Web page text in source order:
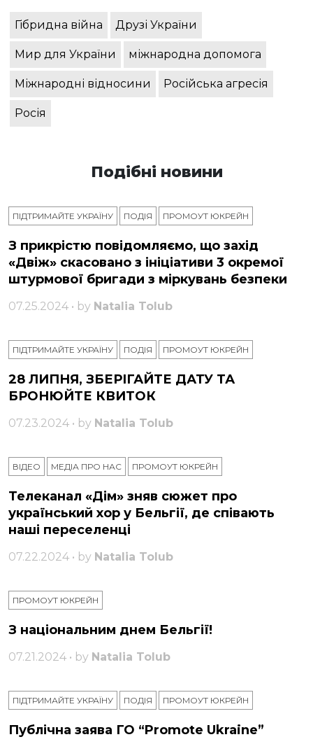
Гібридна війна Друзі України
Мир для України міжнародна допомога
Міжнародні відносини Російська агресія
Росія
Подібні новини
ПІДТРИМАЙТЕ УКРАЇНУ ПОДІЯ ПРОМОУТ ЮКРЕЙН
З прикрістю повідомляємо, що захід
«Двіж» скасовано з ініціативи 3 окремої
штурмової бригади з міркувань безпеки
07.25.2024 • by Natalia Tolub
ПІДТРИМАЙТЕ УКРАЇНУ ПОДІЯ ПРОМОУТ ЮКРЕЙН
28 ЛИПНЯ, ЗБЕРІГАЙТЕ ДАТУ ТА
БРОНЮЙТЕ КВИТОК
07.23.2024 • by Natalia Tolub
ВІДЕО МЕДІА ПРО НАС ПРОМОУТ ЮКРЕЙН
Телеканал «Дім» зняв сюжет про
український хор у Бельгії, де співають
наші переселенці
07.22.2024 • by Natalia Tolub
ПРОМОУТ ЮКРЕЙН
З національним днем ​​Бельгії!
07.21.2024 • by Natalia Tolub
ПІДТРИМАЙТЕ УКРАЇНУ ПОДІЯ ПРОМОУТ ЮКРЕЙН
Публічна заява ГО “Promote Ukraine”